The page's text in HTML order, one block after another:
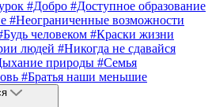
#Добро #Доступное образование
#Неограниченные возможности
человеком #Краски жизни
людей #Никогда не сдавайся
природы #Семья
#Братья наши меньшие